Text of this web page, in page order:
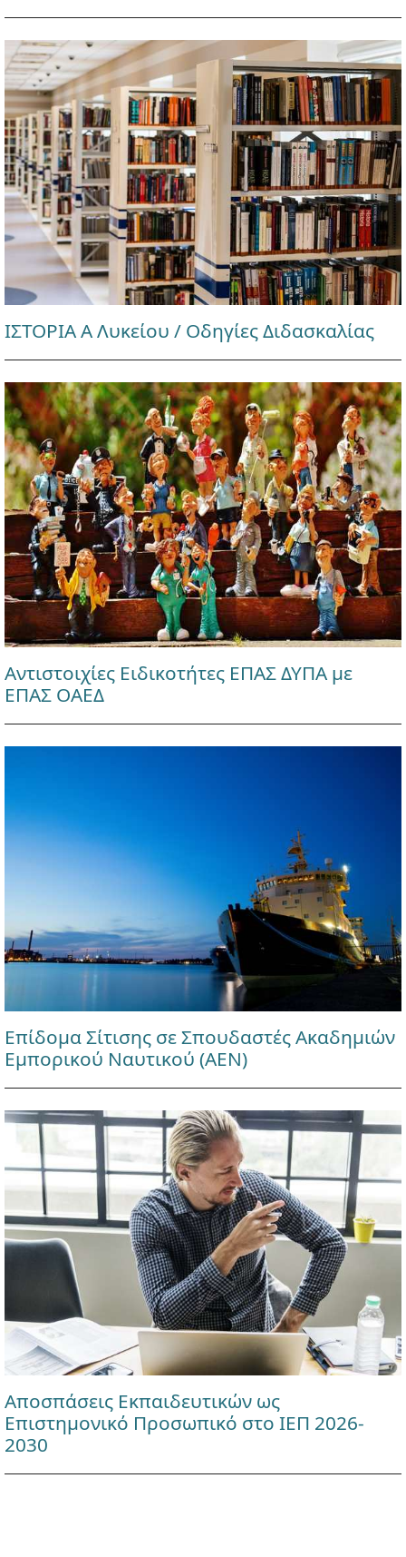
ΙΣΤΟΡΙΑ Α Λυκείου / Οδηγίες Διδασκαλίας
Αντιστοιχίες Ειδικοτήτες ΕΠΑΣ ΔΥΠΑ με
ΕΠΑΣ ΟΑΕΔ
Επίδομα Σίτισης σε Σπουδαστές Ακαδημιών
Εμπορικού Ναυτικού (ΑΕΝ)
Αποσπάσεις Εκπαιδευτικών ως
Επιστημονικό Προσωπικό στο ΙΕΠ 2026-
2030